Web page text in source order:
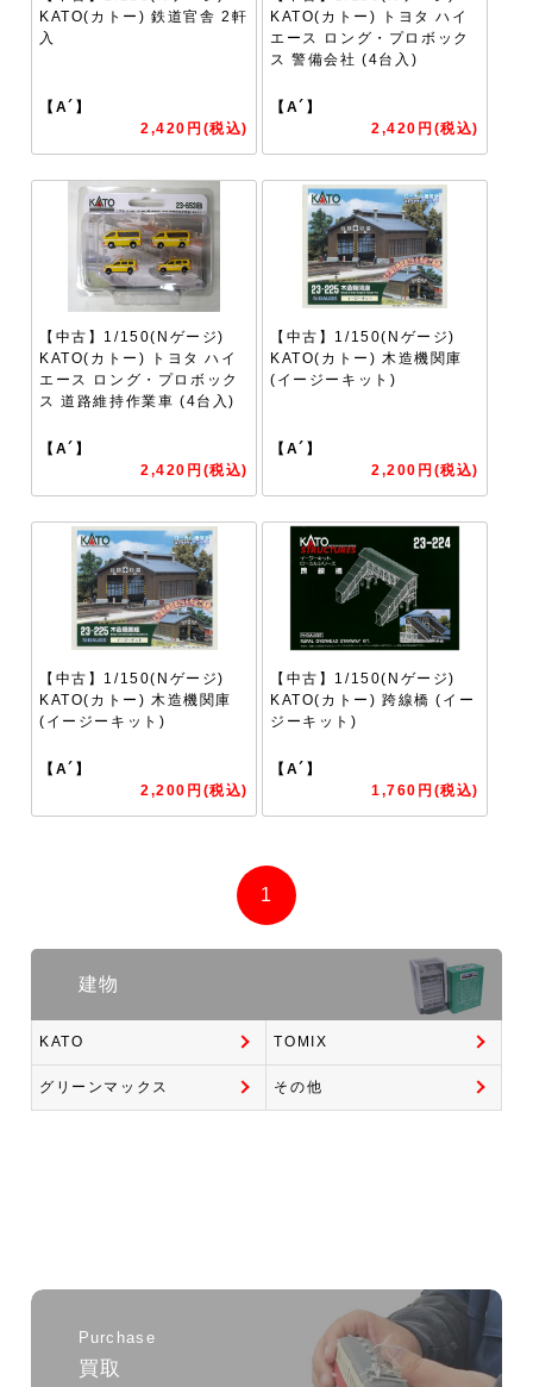
KATO(カトー) 鉄道官舎 2軒
入
【A´】
2,420円(税込)
KATO(カトー) トヨタ ハイ
エース ロング・プロボック
ス 警備会社 (4台入)
【A´】
2,420円(税込)
【中古】1/150(Nゲージ)
KATO(カトー) トヨタ ハイ
エース ロング・プロボック
ス 道路維持作業車 (4台入)
【A´】
2,420円(税込)
【中古】1/150(Nゲージ)
KATO(カトー) 木造機関庫
(イージーキット)
【A´】
2,200円(税込)
【中古】1/150(Nゲージ)
KATO(カトー) 木造機関庫
(イージーキット)
【A´】
2,200円(税込)
【中古】1/150(Nゲージ)
KATO(カトー) 跨線橋 (イー
ジーキット)
【A´】
1,760円(税込)
1
建物
KATO TOMIX
グリーンマックス その他
Purchase
買取